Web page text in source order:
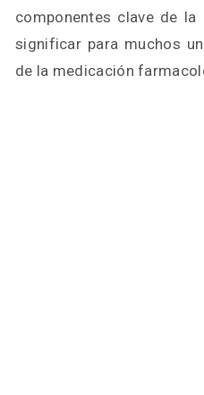
componentes clave de
significar para muchos
de la medicación